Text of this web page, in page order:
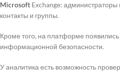
Microsoft Exchange: администраторы
контакты и группы.
Кроме того, на платформе
информационной безопасности.
У аналитика есть возможность